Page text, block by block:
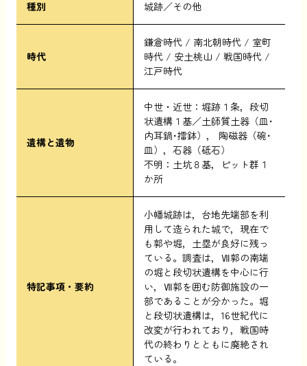
種別 城跡／その他
時代
鎌倉時代 南北朝時代
室町
時代
安土桃山
戦国時代
江戸時代
遺構と遺物
中世・近世：堀跡１条，段切
状遺構１基／土師質土器（皿･
内耳鍋･擂鉢）， 陶磁器（碗･
皿），石器（砥石）
不明：土坑８基，ピット群１
か所
特記事項・要約
小幡城跡は，台地先端部を利
用して造られた城で，現在で
も郭や堀，土塁が良好に残っ
ている。調査は，Ⅶ郭の南端
の堀と段切状遺構を中心に行
い，Ⅶ郭を囲む防御施設の一
部であることが分かった。堀
と段切状遺構は，16世紀代に
改変が行われており，戦国時
代の終わりとともに廃絶され
ている。